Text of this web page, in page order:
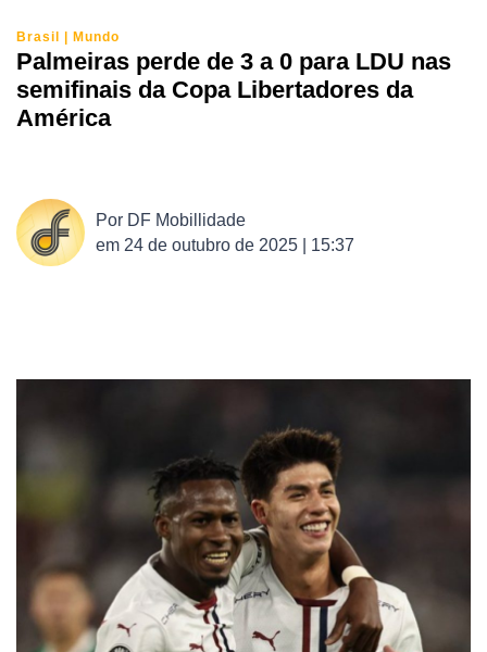
Brasil | Mundo
Palmeiras perde de 3 a 0 para LDU nas
semifinais da Copa Libertadores da
América
Por DF Mobillidade
em 24 de outubro de 2025 | 15:37